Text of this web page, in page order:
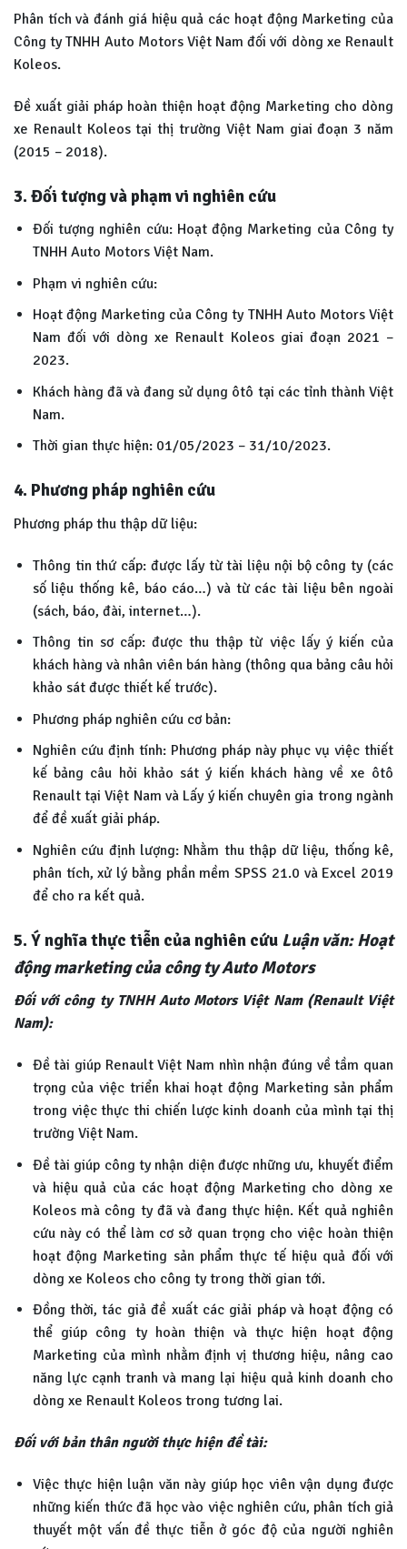
Phân tích và đánh giá hiệu quả các hoạt động Marketing của
Công ty TNHH Auto Motors Việt Nam đối với dòng xe Renault
Koleos.
Đề xuất giải pháp hoàn thiện hoạt động Marketing cho dòng
xe Renault Koleos tại thị trường Việt Nam giai đoạn 3 năm
(2015 – 2018).
3. Đối tượng và phạm vi nghiên cứu
Đối tượng nghiên cứu: Hoạt động Marketing của Công ty
TNHH Auto Motors Việt Nam.
Phạm vi nghiên cứu:
Hoạt động Marketing của Công ty TNHH Auto Motors Việt
Nam đối với dòng xe Renault Koleos giai đoạn 2021 –
2023.
Khách hàng đã và đang sử dụng ôtô tại các tỉnh thành Việt
Nam.
Thời gian thực hiện: 01/05/2023 – 31/10/2023.
4. Phương pháp nghiên cứu
Phương pháp thu thập dữ liệu:
Thông tin thứ cấp: được lấy từ tài liệu nội bộ công ty (các
số liệu thống kê, báo cáo…) và từ các tài liệu bên ngoài
(sách, báo, đài, internet…).
Thông tin sơ cấp: được thu thập từ việc lấy ý kiến của
khách hàng và nhân viên bán hàng (thông qua bảng câu hỏi
khảo sát được thiết kế trước).
Phương pháp nghiên cứu cơ bản:
Nghiên cứu định tính: Phương pháp này phục vụ việc thiết
kế bảng câu hỏi khảo sát ý kiến khách hàng về xe ôtô
Renault tại Việt Nam và Lấy ý kiến chuyên gia trong ngành
để đề xuất giải pháp.
Nghiên cứu định lượng: Nhằm thu thập dữ liệu, thống kê,
phân tích, xử lý bằng phần mềm SPSS 21.0 và Excel 2019
để cho ra kết quả.
5. Ý nghĩa thực tiễn của nghiên cứu Luận văn: Hoạt
động marketing của công ty Auto Motors
Đối với công ty TNHH Auto Motors Việt Nam (Renault Việt
Nam):
Đề tài giúp Renault Việt Nam nhìn nhận đúng về tầm quan
trọng của việc triển khai hoạt động Marketing sản phẩm
trong việc thực thi chiến lược kinh doanh của mình tại thị
trường Việt Nam.
Đề tài giúp công ty nhận diện được những ưu, khuyết điểm
và hiệu quả của các hoạt động Marketing cho dòng xe
Koleos mà công ty đã và đang thực hiện. Kết quả nghiên
cứu này có thể làm cơ sở quan trọng cho việc hoàn thiện
hoạt động Marketing sản phẩm thực tế hiệu quả đối với
dòng xe Koleos cho công ty trong thời gian tới.
Đồng thời, tác giả đề xuất các giải pháp và hoạt động có
thể giúp công ty hoàn thiện và thực hiện hoạt động
Marketing của mình nhằm định vị thương hiệu, nâng cao
năng lực cạnh tranh và mang lại hiệu quả kinh doanh cho
dòng xe Renault Koleos trong tương lai.
Đối với bản thân người thực hiện đề tài:
Việc thực hiện luận văn này giúp học viên vận dụng được
những kiến thức đã học vào việc nghiên cứu, phân tích giả
thuyết một vấn đề thực tiễn ở góc độ của người nghiên